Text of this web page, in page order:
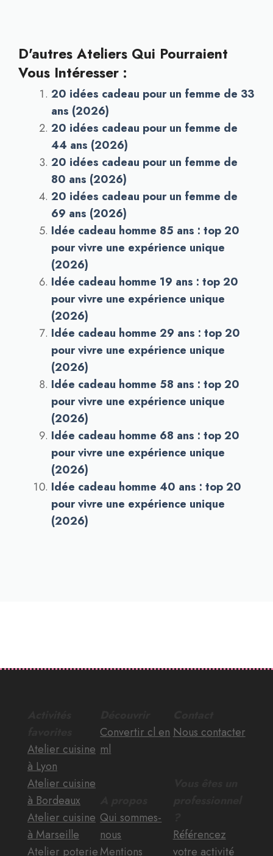
D'autres Ateliers Qui Pourraient
Vous Intéresser :
20 idées cadeau pour un femme de 33
ans (2026)
20 idées cadeau pour un femme de
44 ans (2026)
20 idées cadeau pour un femme de
80 ans (2026)
20 idées cadeau pour un femme de
69 ans (2026)
Idée cadeau homme 85 ans : top 20
pour vivre une expérience unique
(2026)
Idée cadeau homme 19 ans : top 20
pour vivre une expérience unique
(2026)
Idée cadeau homme 29 ans : top 20
pour vivre une expérience unique
(2026)
Idée cadeau homme 58 ans : top 20
pour vivre une expérience unique
(2026)
Idée cadeau homme 68 ans : top 20
pour vivre une expérience unique
(2026)
Idée cadeau homme 40 ans : top 20
pour vivre une expérience unique
(2026)
Atelier cuisine
à Lyon
Atelier cuisine
à Bordeaux
Atelier cuisine
à Marseille
Atelier poterie
Convertir cl en
ml
Qui sommes-
nous
Mentions
Nous contacter
Référencez
votre activité